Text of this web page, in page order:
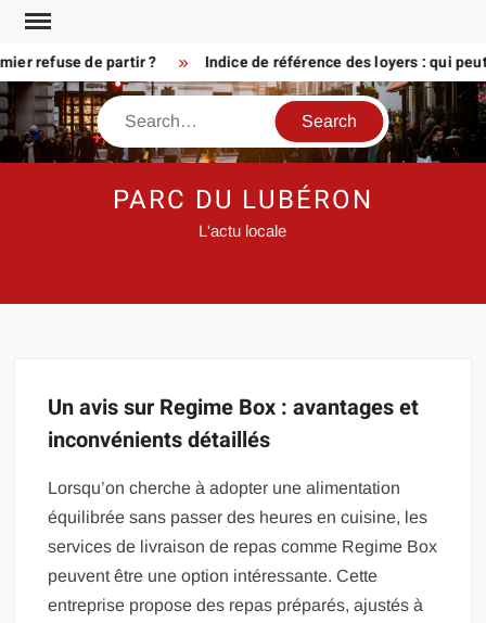
Skip
contentrefuse de partir ? Indice de référence des loyers : qui
Search
PARC DU LUBÉRON
L'actu locale
Un avis sur Regime Box : avantages et
inconvénients détaillés
Lorsqu’on cherche à adopter une alimentation
équilibrée sans passer des heures en cuisine, les
services de livraison de repas comme Regime Box
peuvent être une option intéressante. Cette
entreprise propose des repas préparés, ajustés à